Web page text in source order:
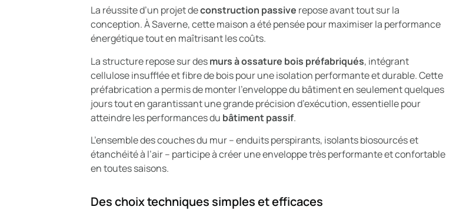
La réussite d’un projet deconstruction passive repose avant tout sur la
conception. À Saverne, cette maison a été pensée pour maximiser la performance
énergétique tout en maîtrisant les coûts.
La structure repose sur desmurs à ossature bois préfabriqués, intégrant
cellulose insufflée et fibre de bois pour une isolation performante et durable. Cette
préfabrication a permis de monter l’enveloppe du bâtiment en seulement quelques
jours tout en garantissant une grande précision d’exécution, essentielle pour
atteindre les performances du bâtiment passif.
L’ensemble des couches du mur – enduits perspirants, isolants biosourcés et
étanchéité à l’air – participe à créer une enveloppe très performante et confortable
en toutes saisons.
Des choix techniques simples et efficaces